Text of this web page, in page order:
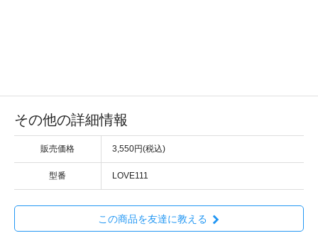
その他の詳細情報
販売価格 3,550円(税込)
型番 LOVE111
この商品を友達に教える